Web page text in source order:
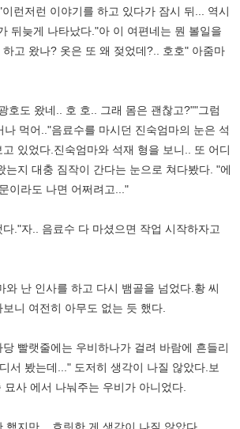
런저런 이야기를 하고 있다가 잠시 뒤... 역시
뒤늦게 나타났다."아 이 여편네는 뭔 볼일을
고 왔나? 옷은 또 왜 젖었데?.. 호호" 아줌마
호도 왔네.. 호 호.. 그래 몸은 괜찮고?""그럼
나 먹어.."음료수를 마시던 진숙엄마의 눈은 석
있었다.진숙엄마와 석재 형을 보니.. 또 어디
는지 대충 짐작이 간다는 눈으로 쳐다봤다. "에
이라도 나면 어쩌려고..."
."자.. 음료수 다 마셨으면 작업 시작하자고
와 난 인사를 하고 다시 뱀골을 넘었다.황 씨
니 여전히 아무도 없는 듯 했다.
빨랫줄에는 우비하나가 걸려 바람에 흔들리
서 봤는데..." 도저히 생각이 나질 않았다.보
사 에서 나눠주는 우비가 아니었다.